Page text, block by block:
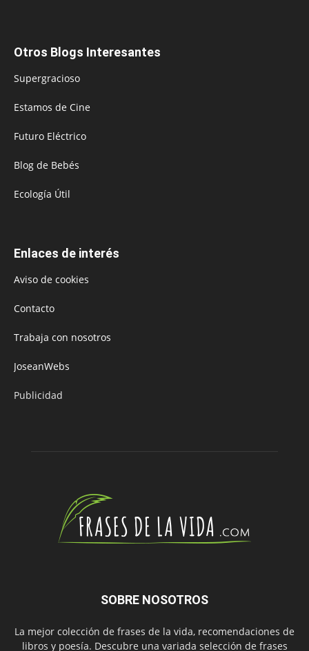
Otros Blogs Interesantes
Supergracioso
Estamos de Cine
Futuro Eléctrico
Blog de Bebés
Ecología Útil
Enlaces de interés
Aviso de cookies
Contacto
Trabaja con nosotros
JoseanWebs
Publicidad
SOBRE NOSOTROS
La mejor colección de frases de la vida, recomendaciones de
libros y poesía. Descubre una variada selección de frases